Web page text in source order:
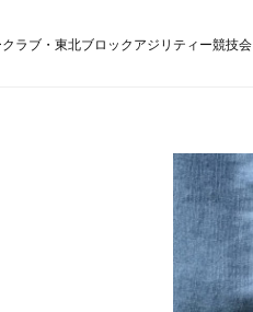
ラブ・東北ブロックアジリティー競技会